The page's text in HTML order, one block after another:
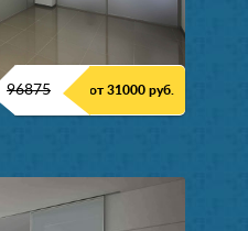
96875 от 31000 руб.